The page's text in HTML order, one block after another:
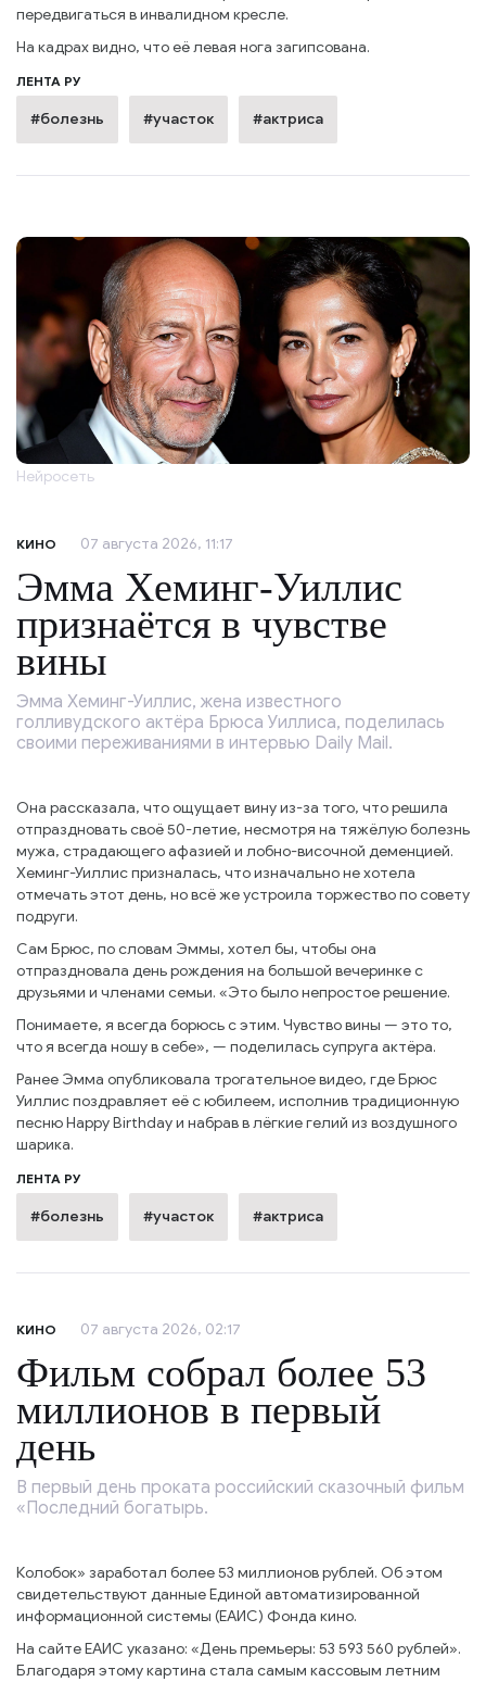
передвигаться в инвалидном кресле.
На кадрах видно, что её левая нога загипсована.
ЛЕНТА РУ
#болезнь #участок #актриса
Нейросеть
КИНО 07 августа 2026, 11:17
Эмма Хеминг-Уиллис
признаётся в чувстве
вины
Эмма Хеминг-Уиллис, жена известного
голливудского актёра Брюса Уиллиса, поделилась
своими переживаниями в интервью Daily Mail.
Она рассказала, что ощущает вину из-за того, что решила
отпраздновать своё 50-летие, несмотря на тяжёлую болезнь
мужа, страдающего афазией и лобно-височной деменцией.
Хеминг-Уиллис призналась, что изначально не хотела
отмечать этот день, но всё же устроила торжество по совету
подруги.
Сам Брюс, по словам Эммы, хотел бы, чтобы она
отпраздновала день рождения на большой вечеринке с
друзьями и членами семьи. «Это было непростое решение.
Понимаете, я всегда борюсь с этим. Чувство вины — это то,
что я всегда ношу в себе», — поделилась супруга актёра.
Ранее Эмма опубликовала трогательное видео, где Брюс
Уиллис поздравляет её с юбилеем, исполнив традиционную
песню Happy Birthday и набрав в лёгкие гелий из воздушного
шарика.
ЛЕНТА РУ
#болезнь #участок #актриса
КИНО 07 августа 2026, 02:17
Фильм собрал более 53
миллионов в первый
день
В первый день проката российский сказочный фильм
«Последний богатырь.
Колобок» заработал более 53 миллионов рублей. Об этом
свидетельствуют данные Единой автоматизированной
информационной системы (ЕАИС) Фонда кино.
На сайте ЕАИС указано: «День премьеры: 53 593 560 рублей».
Благодаря этому картина стала самым кассовым летним